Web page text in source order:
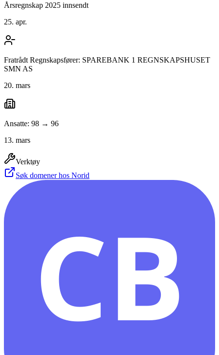
Årsregnskap 2025 innsendt
25. apr.
Fratrådt Regnskapsfører: SPAREBANK 1 REGNSKAPSHUSET
SMN AS
20. mars
Ansatte: 98 → 96
13. mars
Verktøy
Søk domener hos Norid
CB